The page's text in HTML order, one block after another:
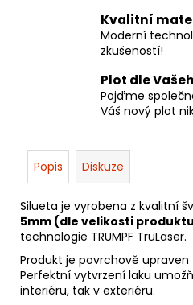
Kvalitní
Moderní
zkušeností!
Plot dle
Pojďme
Váš nový plot
Popis Diskuze
Silueta je vyrobena z kvalitní
5mm (dle velikosti
technologie TRUMPF TruLaser.
Produkt je povrchově upraven
Perfektní vytvrzení laku
interiéru, tak v exteriéru.